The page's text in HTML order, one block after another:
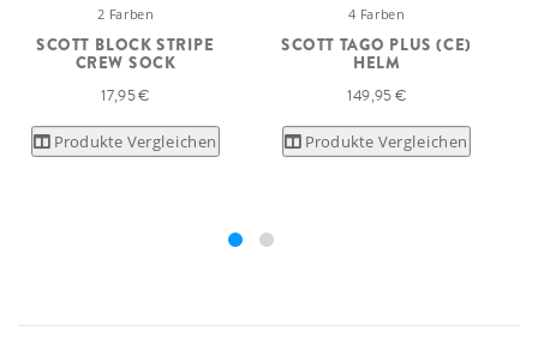
2 Farben
SCOTT BLOCK STRIPE
CREW SOCK
17,95 €
Produkte Vergleichen
4 Farben
SCOTT TAGO PLUS (CE)
HELM
149,95 €
Produkte Vergleichen